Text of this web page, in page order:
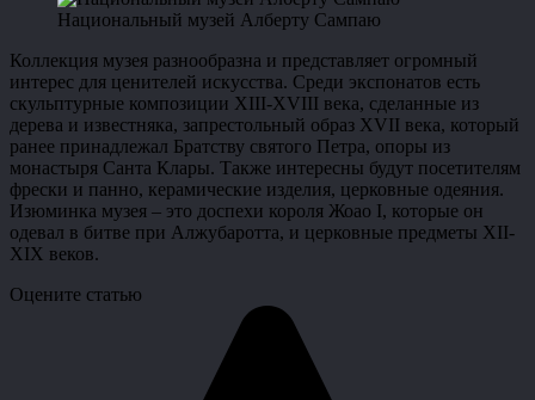
Национальный музей Алберту Сампаю
Коллекция музея разнообразна и представляет огромный
интерес для ценителей искусства. Среди экспонатов есть
скульптурные композиции XIII-XVIII века, сделанные из
дерева и известняка, запрестольный образ XVII века, который
ранее принадлежал Братству святого Петра, опоры из
монастыря Санта Клары. Также интересны будут посетителям
фрески и панно, керамические изделия, церковные одеяния.
Изюминка музея – это доспехи короля Жоао I, которые он
одевал в битве при Алжубаротта, и церковные предметы XII-
XIХ веков.
Оцените статью